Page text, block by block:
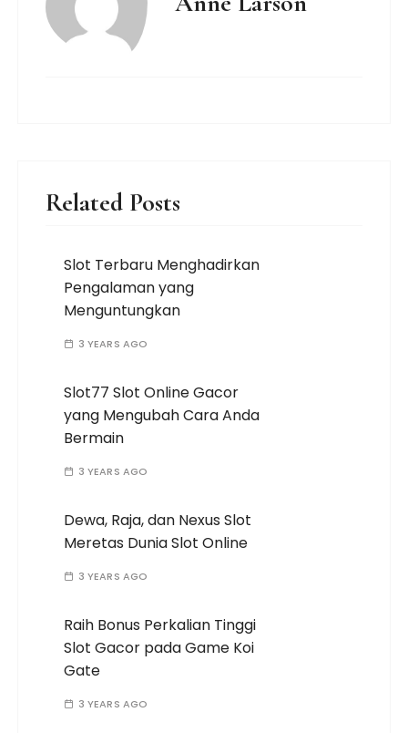
Related Posts
Slot Terbaru Menghadirkan
Pengalaman yang
Menguntungkan
3 YEARS AGO
Slot77 Slot Online Gacor
yang Mengubah Cara Anda
Bermain
3 YEARS AGO
Dewa, Raja, dan Nexus Slot
Meretas Dunia Slot Online
3 YEARS AGO
Raih Bonus Perkalian Tinggi
Slot Gacor pada Game Koi
Gate
3 YEARS AGO